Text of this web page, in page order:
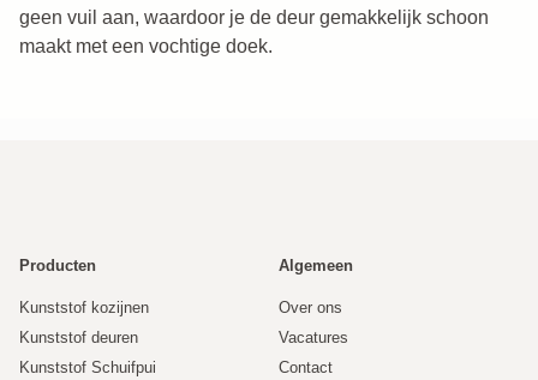
geen vuil aan, waardoor je de deur gemakkelijk schoon
maakt met een vochtige doek.
Producten
Kunststof kozijnen
Kunststof deuren
Kunststof Schuifpui
Algemeen
Over ons
Vacatures
Contact